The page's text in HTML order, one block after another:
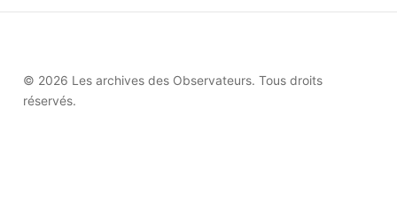
© 2026 Les archives des Observateurs. Tous droits
réservés.